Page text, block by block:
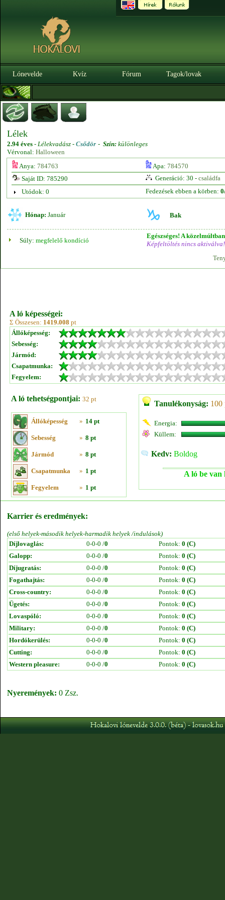
Lónevelde Kvíz Fórum Tagok/lovak
Lélek
2.94 éves - Lélekvadász - Csődör - Szín: különleges
Vérvonal: Halloween
Anya: 784763 Apa: 784570
Saját ID: 785290
Generáció: 30 - családfa
Utódok: 0
Fedezések ebben a körben:
Hónap: Január Bak
Súly: megfelelő kondíció
Egészséges! A
Képfeltöltés nincs aktiválva!
A ló képességei:
Σ Összesen: 1419.008 pt
Állóképesség:
Sebesség:
Jármód:
Csapatmunka:
Fegyelem:
A ló tehetségpontjai: 32 pt
Állóképesség » 14 pt
Sebesség » 8 pt
Jármód » 8 pt
Csapatmunka » 1 pt
Fegyelem » 1 pt
Tanulékonyság: 100
Energia:
Küllem:
Kedv: Boldog
A ló be van
Karrier és eredmények:
(első helyek-második helyek-harmadik helyek /indulások)
Díjlovaglás:
0-0-0 /0 Pontok: 0 (C)
Galopp:
0-0-0 /0 Pontok: 0 (C)
Díjugratás:
0-0-0 /0 Pontok: 0 (C)
Fogathajtás:
0-0-0 /0 Pontok: 0 (C)
Cross-country:
0-0-0 /0 Pontok: 0 (C)
Ügetés:
0-0-0 /0 Pontok: 0 (C)
Lovaspóló:
0-0-0 /0 Pontok: 0 (C)
Military:
0-0-0 /0 Pontok: 0 (C)
Hordókerülés:
0-0-0 /0 Pontok: 0 (C)
Cutting:
0-0-0 /0 Pontok: 0 (C)
Western pleasure:
0-0-0 /0 Pontok: 0 (C)
Nyeremények: 0 Zsz.